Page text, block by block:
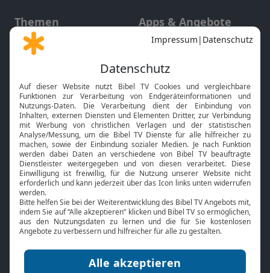
Themen
Gott und Bibel erklärt
Neuigkeiten
Apps & Angebote
Mobile App
Smart TV
HbbTV
Bibelthek Online-Bibel
Nächster Gottesdienst
Bibel TV
Über uns
Jobs
Mediadaten
Service
Kontakt
TV-Empfang